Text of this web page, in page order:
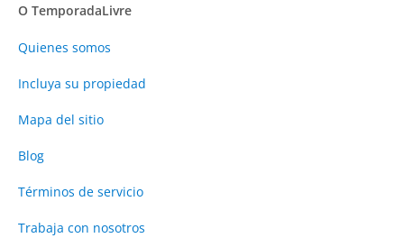
O TemporadaLivre
Quienes somos
Incluya su propiedad
Mapa del sitio
Blog
Términos de servicio
Trabaja con nosotros